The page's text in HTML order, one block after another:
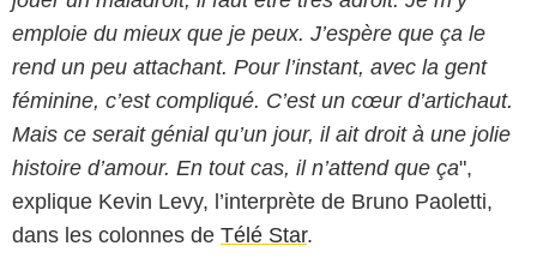
emploie du mieux que je peux. J’espère que ça le
rend un peu attachant. Pour l’instant, avec la gent
féminine, c’est compliqué. C’est un cœur d’artichaut.
Mais ce serait génial qu’un jour, il ait droit à une jolie
histoire d’amour. En tout cas, il n’attend que ça",
explique Kevin Levy, l’interprète de Bruno Paoletti,
dans les colonnes de Télé Star.